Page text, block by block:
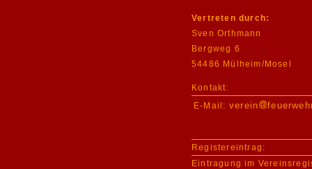
Vertreten durch:
Sven Orthmann
Bergweg 6
54486 Mülheim/Mosel
Kontakt:
E-Mail: verein
Registereintrag:
Eintragung im